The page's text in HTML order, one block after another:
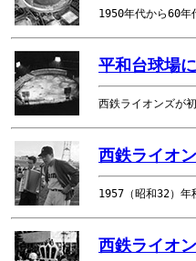
1950年代から60年
平和台球場
西鉄ライオンズが
西鉄ライオ
1957（昭和32）年
西鉄ライオ